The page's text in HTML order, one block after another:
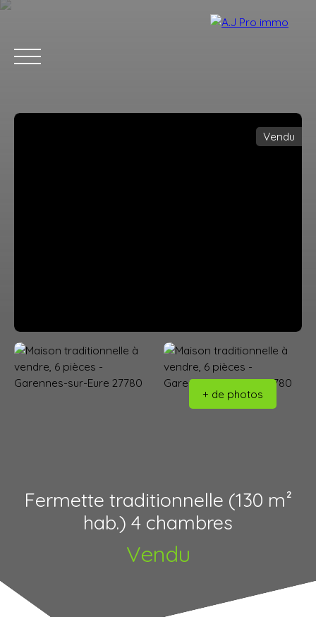
Vendu
+ de photos
Fermette traditionnelle (130 m²
hab.) 4 chambres
Vendu